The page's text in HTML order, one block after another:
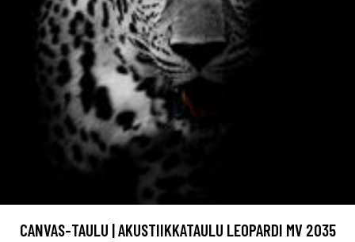
CANVAS-TAULU | AKUSTIIKKATAULU LEOPARDI MV 2035